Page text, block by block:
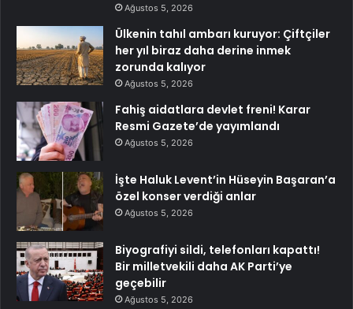
Ağustos 5, 2026
Ülkenin tahıl ambarı kuruyor: Çiftçiler
her yıl biraz daha derine inmek
zorunda kalıyor
Ağustos 5, 2026
Fahiş aidatlara devlet freni! Karar
Resmi Gazete’de yayımlandı
Ağustos 5, 2026
İşte Haluk Levent’in Hüseyin Başaran’a
özel konser verdiği anlar
Ağustos 5, 2026
Biyografiyi sildi, telefonları kapattı!
Bir milletvekili daha AK Parti’ye
geçebilir
Ağustos 5, 2026